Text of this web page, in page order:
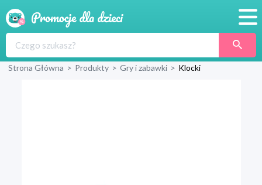
Produkty
Strona Główna > Produkty > Gry i zabawki > Klocki